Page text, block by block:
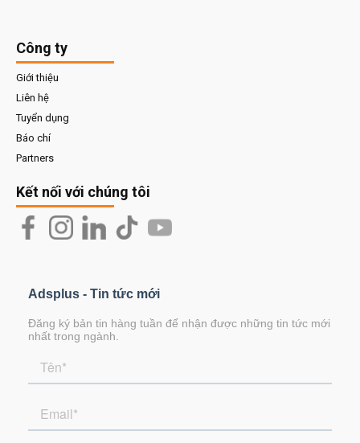
Công ty
Giới thiệu
Liên hệ
Tuyển dụng
Báo chí
Partners
Kết nối với chúng tôi